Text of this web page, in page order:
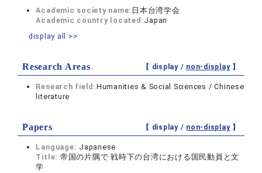
Academic society name: 日本台湾学会
Academic country located:Japan
display all >>
Research Areas 【 display / non-display】
Research field:Humanities & Social Sciences / Chinese
literature
Papers 【 display / non-display】
Language: Japanese
Title: 帝国の片隅で 戦時下の台湾における国民動員と文
学